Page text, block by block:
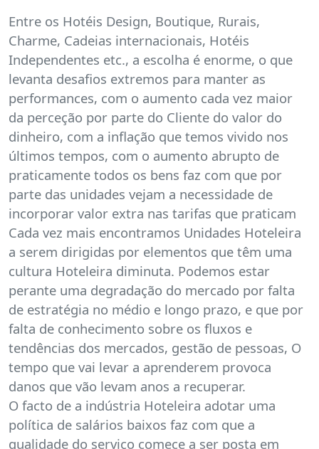
Entre os Hotéis Design, Boutique, Rurais,
Charme, Cadeias internacionais, Hotéis
Independentes etc., a escolha é enorme, o que
levanta desafios extremos para manter as
performances, com o aumento cada vez maior
da perceção por parte do Cliente do valor do
dinheiro, com a inflação que temos vivido nos
últimos tempos, com o aumento abrupto de
praticamente todos os bens faz com que por
parte das unidades vejam a necessidade de
incorporar valor extra nas tarifas que praticam
Cada vez mais encontramos Unidades Hoteleira
a serem dirigidas por elementos que têm uma
cultura Hoteleira diminuta. Podemos estar
perante uma degradação do mercado por falta
de estratégia no médio e longo prazo, e que por
falta de conhecimento sobre os fluxos e
tendências dos mercados, gestão de pessoas, O
tempo que vai levar a aprenderem provoca
danos que vão levam anos a recuperar.
O facto de a indústria Hoteleira adotar uma
política de salários baixos faz com que a
qualidade do serviço comece a ser posta em